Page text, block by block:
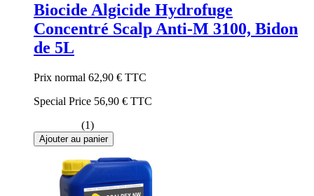
Biocide Algicide Hydrofuge
Concentré Scalp Anti-M 3100, Bidon
de 5L
Prix normal 62,90 € TTC
Special Price 56,90 € TTC
(1)
Ajouter au panier